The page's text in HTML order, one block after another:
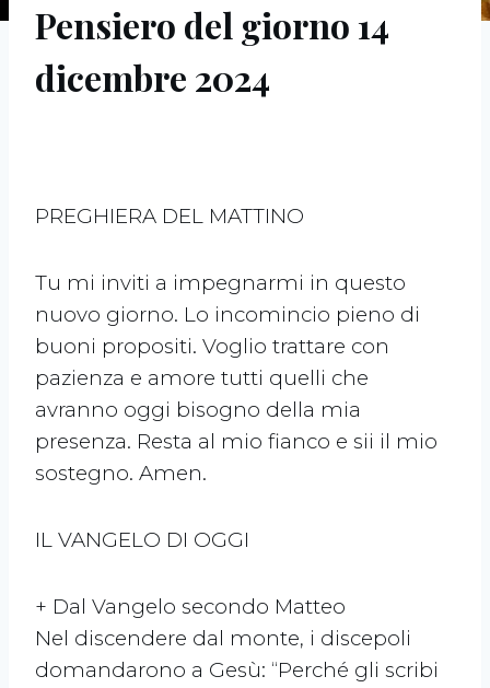
Pensiero del giorno 14
dicembre 2024
PREGHIERA DEL MATTINO
Tu mi inviti a impegnarmi in questo
nuovo giorno. Lo incomincio pieno di
buoni propositi. Voglio trattare con
pazienza e amore tutti quelli che
avranno oggi bisogno della mia
presenza. Resta al mio fianco e sii il mio
sostegno. Amen.
IL VANGELO DI OGGI
+ Dal Vangelo secondo Matteo
Nel discendere dal monte, i discepoli
domandarono a Gesù: “Perché gli scribi